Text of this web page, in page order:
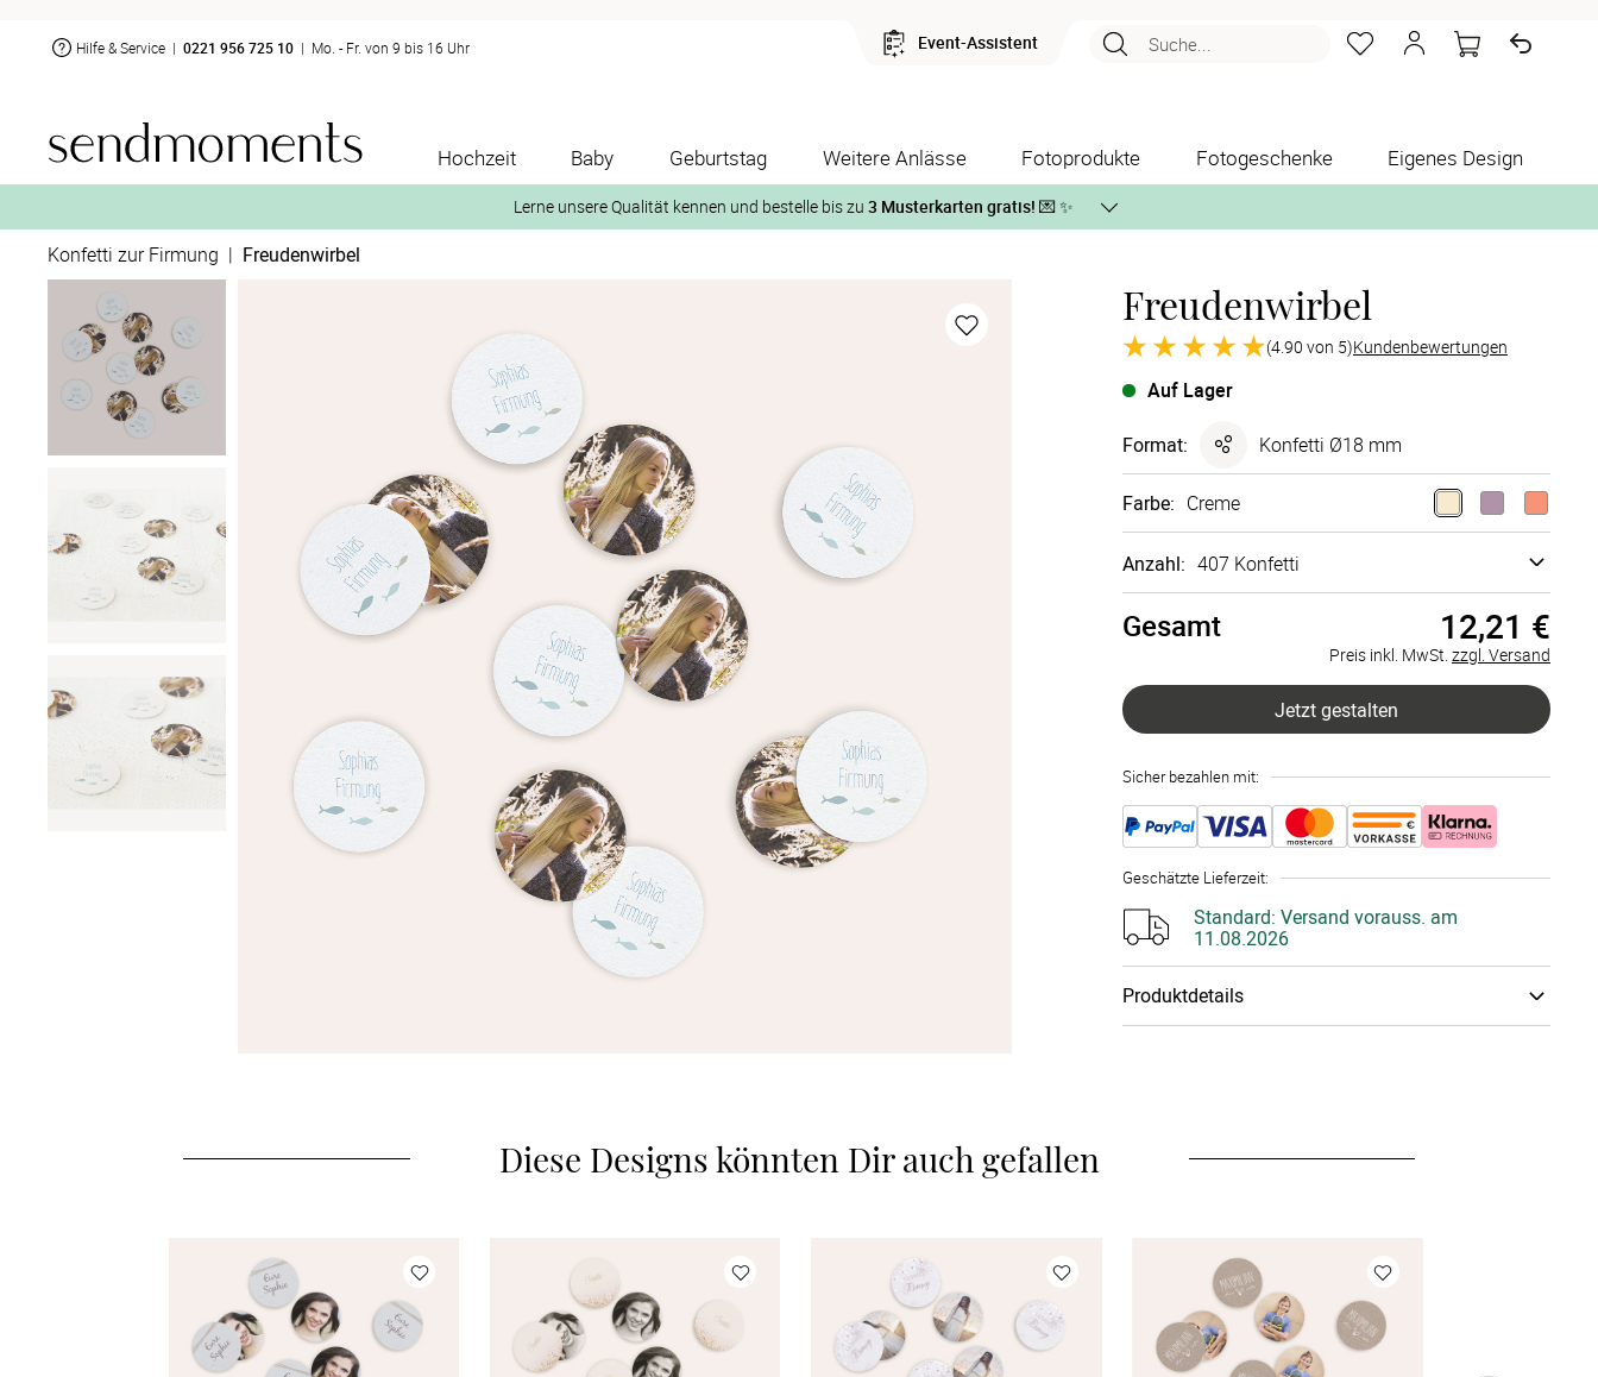
Hilfe & Service | 0221 956 725 10 | Mo. - Fr. von 9 bis 16 Uhr Event-Assistent Suche...
Hochzeit Baby Geburtstag Weitere Anlässe Fotoprodukte Fotogeschenke Eigenes Design
Lerne unsere Qualität kennen und bestelle bis zu 3 Musterkarten gratis! 💌 ✨
2. Aktiviere „kostenlose Musterkarte“
auf der jeweiligen Produktseite und lasse Dir die Karten kostenlos per Post zusenden.
Konfetti zur Firmung | Freudenwirbel
Freudenwirbel
(4.90 von 5)Kundenbewertungen
Auf Lager
Format: Konfetti Ø18 mm
Farbe: Creme
Anzahl: 407 Konfetti
407 Konfetti à 0,03 €
1223 Konfetti à 0,03 €
1631 Konfetti
2039 Konfetti à 0,03 €
2447 Konfetti
2855 Konfetti à 0,03 €
3263 Konfetti à 0,03 €
Gesamt 12,21 €
Preis inkl. MwSt. zzgl. Versand
Jetzt gestalten
Sicher bezahlen mit:
Geschätzte Lieferzeit:
Standard: Versand vorauss. am
11.08.2026
Produktdetails
Diese Designs könnten Dir auch gefallen